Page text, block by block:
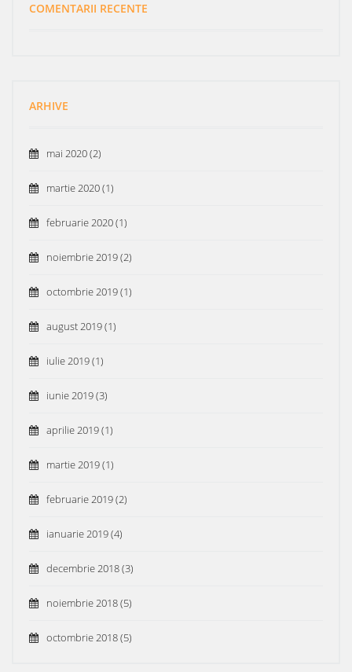
COMENTARII RECENTE
ARHIVE
mai 2020(2)
martie 2020(1)
februarie 2020(1)
noiembrie 2019(2)
octombrie 2019(1)
august 2019(1)
iulie 2019(1)
iunie 2019(3)
aprilie 2019(1)
martie 2019(1)
februarie 2019(2)
ianuarie 2019(4)
decembrie 2018(3)
noiembrie 2018(5)
octombrie 2018(5)